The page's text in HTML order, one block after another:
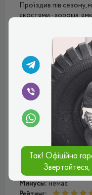
Проїздив пів сезону,
якостями - хороша,
М'якість,
29.07.2024, 08:04
Денис
Приємно здивований
порівнювати з тими
комплектації з
вони не створюють,
між мягкістю та
дорогу, особливо це
Плюсы:Гарне
Минусы:немає
Так! Офіційна